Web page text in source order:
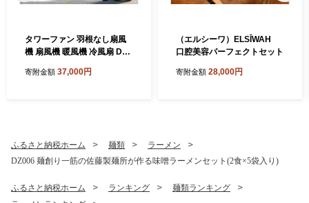
タワーファン 羽根なし扇風
機 扇風機 暖風機 冷風扇 DC
レーター 8段階送風 強風 大
寄附金額 37,000円
（エルシーワ）ELSĪWAH
口腔美容パーフェクトセット
寄附金額 28,000円
ふるさと納税ホーム 麺類
ラーメン
DZ006 麺創り一筋の佐藤製麺所が作る味噌ラーメンセット(2食×5袋入り)
ふるさと納税ホーム ランキング
麺類ランキング